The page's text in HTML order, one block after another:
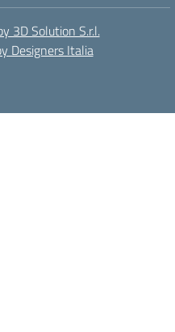
3D Solution S.r.l.
Designers Italia